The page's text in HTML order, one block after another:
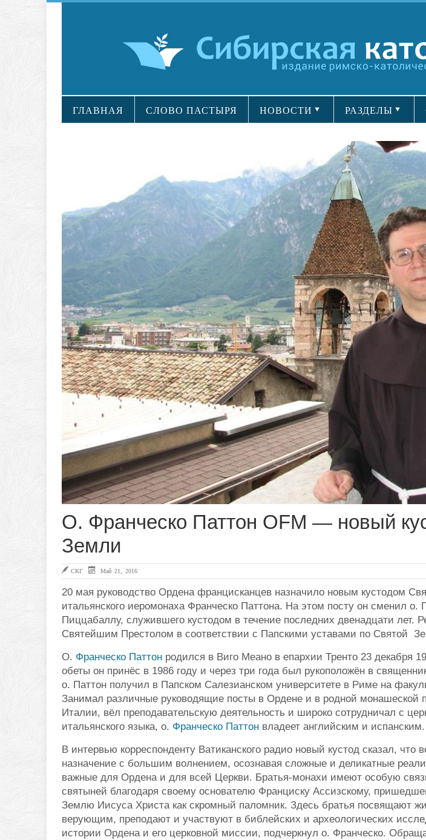
ГЛАВНАЯ СЛОВО ПАСТЫРЯ НОВОСТИ РАЗДЕЛЫ
О. Франческо Паттон OFM — новый
Земли
СКГ Май 21, 2016
20 мая руководство Ордена францисканцев назначило новым кустодом
итальянского иеромонаха Франческо Паттона. На этом посту он сменил о.
Пиццабаллу, служившего кустодом в течение последних двенадцати лет.
Святейшим Престолом в соответствии с Папскими уставами по Святой
О. Франческо Паттон родился в Виго Меано в епархии Тренто 23 декабря
обеты он принёс в 1986 году и через три года был рукоположён в
о. Паттон получил в Папском Салезианском университете в Риме на
Занимал различные руководящие посты в Ордене и в родной монашеской
Италии, вёл преподавательскую деятельность и широко сотрудничал с
итальянского языка, о. Франческо Паттон владеет английским и испанским.
В интервью корреспонденту Ватиканского радио новый кустод сказал, что
назначение с большим волнением, осознавая сложные и деликатные
важные для Ордена и для всей Церкви. Братья-монахи имеют особую
святыней благодаря своему основателю Франциску Ассизскому,
Землю Иисуса Христа как скромный паломник. Здесь братья посвящают
верующим, преподают и участвуют в библейских и археологических
истории Ордена и его церковной миссии, подчеркнул о. Франческо.